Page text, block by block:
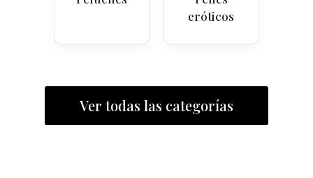
eróticos
Ver todas las categorías